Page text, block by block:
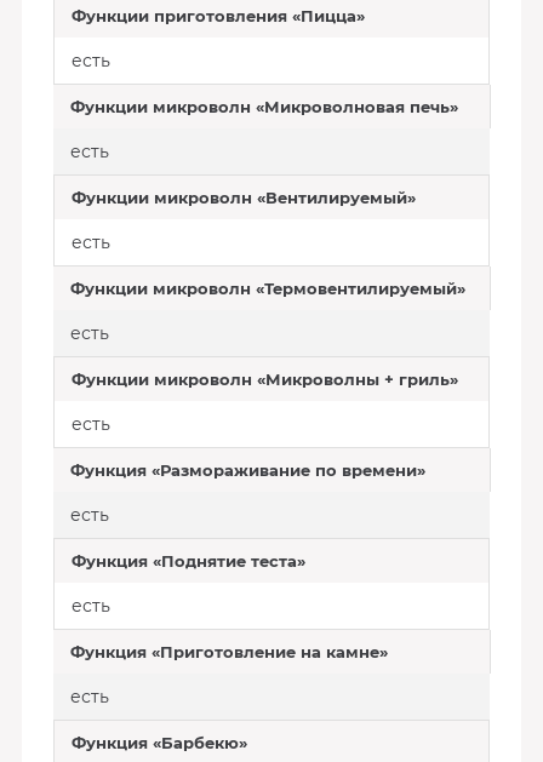
Функции приготовления «Пицца»
есть
Функции микроволн «Микроволновая печь»
есть
Функции микроволн «Вентилируемый»
есть
Функции микроволн «Термовентилируемый»
есть
Функции микроволн «Микроволны + гриль»
есть
Функция «Размораживание по времени»
есть
Функция «Поднятие теста»
есть
Функция «Приготовление на камне»
есть
Функция «Барбекю»